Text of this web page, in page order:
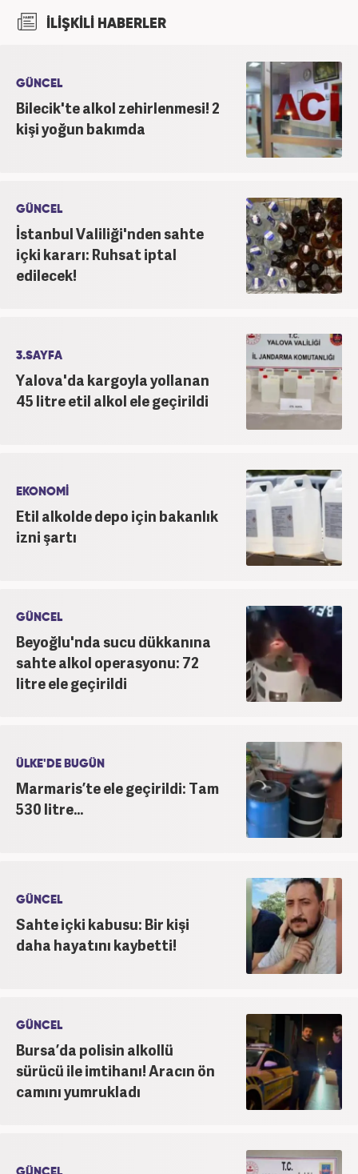
2022 yılındaki mezuniyetinin ardından Beyaz TV'de
'Haber Editörü' pozisyonunda görev aldı. 2024
Editörü kariyerine devam etmektedir.
İLİŞKİLİ HABERLER
GÜNCEL
Bilecik'te alkol zehirlenmesi! 2
kişi yoğun bakımda
GÜNCEL
İstanbul Valiliği'nden sahte
içki kararı: Ruhsat iptal
edilecek!
3.SAYFA
Yalova'da kargoyla yollanan
45 litre etil alkol ele geçirildi
EKONOMİ
Etil alkolde depo için bakanlık
izni şartı
GÜNCEL
Beyoğlu'nda sucu dükkanına
sahte alkol operasyonu: 72
litre ele geçirildi
ÜLKE'DE BUGÜN
Marmaris’te ele geçirildi: Tam
530 litre...
GÜNCEL
Sahte içki kabusu: Bir kişi
daha hayatını kaybetti!
GÜNCEL
Bursa’da polisin alkollü
sürücü ile imtihanı! Aracın ön
camını yumrukladı